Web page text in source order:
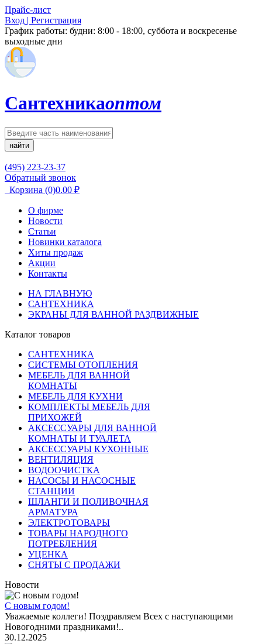
Прайс-лист
Вход | Регистрация
График работы: будни: 8:00 - 18:00, суббота и воскресенье
выходные дни
Сантехникаоптом
найти
(495) 223-23-37
Обратный звонок
Корзина (0)0.00 ₽
О фирме
Новости
Статьи
Новинки каталога
Хиты продаж
Акции
Контакты
НА ГЛАВНУЮ
САНТЕХНИКА
ЭКРАНЫ ДЛЯ ВАННОЙ РАЗДВИЖНЫЕ
Каталог товаров
САНТЕХНИКА
СИСТЕМЫ ОТОПЛЕНИЯ
МЕБЕЛЬ ДЛЯ ВАННОЙ
КОМНАТЫ
МЕБЕЛЬ ДЛЯ КУХНИ
КОМПЛЕКТЫ МЕБЕЛЬ ДЛЯ
ПРИХОЖЕЙ
АКСЕССУАРЫ ДЛЯ ВАННОЙ
КОМНАТЫ И ТУАЛЕТА
АКСЕССУАРЫ КУХОННЫЕ
ВЕНТИЛЯЦИЯ
ВОДООЧИСТКА
НАСОСЫ И НАСОСНЫЕ
СТАНЦИИ
ШЛАНГИ И ПОЛИВОЧНАЯ
АРМАТУРА
ЭЛЕКТРОТОВАРЫ
ТОВАРЫ НАРОДНОГО
ПОТРЕБЛЕНИЯ
УЦЕНКА
СНЯТЫ С ПРОДАЖИ
Новости
С новым годом!
Уважаемые коллеги! Поздравляем Всех с наступающими
Новогодними праздниками!..
30.12.2025